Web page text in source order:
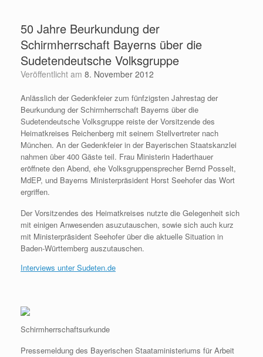
springen50 Jahre Beurkundung der
Schirmherrschaft Bayerns über die
Sudetendeutsche Volksgruppe
Veröffentlicht am 8. November 2012
Anlässlich der Gedenkfeier zum fünfzigsten Jahrestag der
Beurkundung der Schirmherrschaft Bayerns über die
Sudetendeutsche Volksgruppe reiste der Vorsitzende des
Heimatkreises Reichenberg mit seinem Stellvertreter nach
München. An der Gedenkfeier in der Bayerischen Staatskanzlei
nahmen über 400 Gäste teil. Frau Ministerin Haderthauer
eröffnete den Abend, ehe Volksgruppensprecher Bernd Posselt,
MdEP, und Bayerns Ministerpräsident Horst Seehofer das Wort
ergriffen.
Der Vorsitzendes des Heimatkreises nutzte die Gelegenheit sich
mit einigen Anwesenden asuzutauschen, sowie sich auch kurz
mit Ministerpräsident Seehofer über die aktuelle Situation in
Baden-Württemberg auszutauschen.
Interviews unter Sudeten.de
Schirmherrschaftsurkunde
Pressemeldung des Bayerischen Staataministeriums für Arbeit